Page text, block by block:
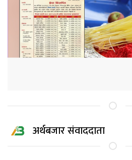
अर्थबजार संवाददाता